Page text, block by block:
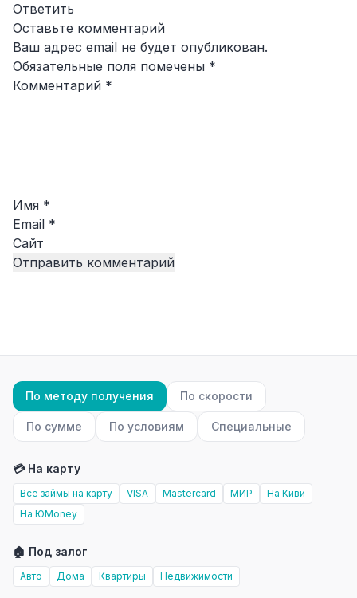
Ответить
Оставьте комментарий
Ваш адрес email не будет опубликован.
Обязательные поля помечены *
Комментарий *
Имя *
Email *
Сайт
По методу получения По скорости
По сумме По условиям Специальные
💳 На карту
Все займы на карту VISA Mastercard МИР
На Киви
На ЮMoney
🏠 Под залог
Авто Дома Квартиры Недвижимости